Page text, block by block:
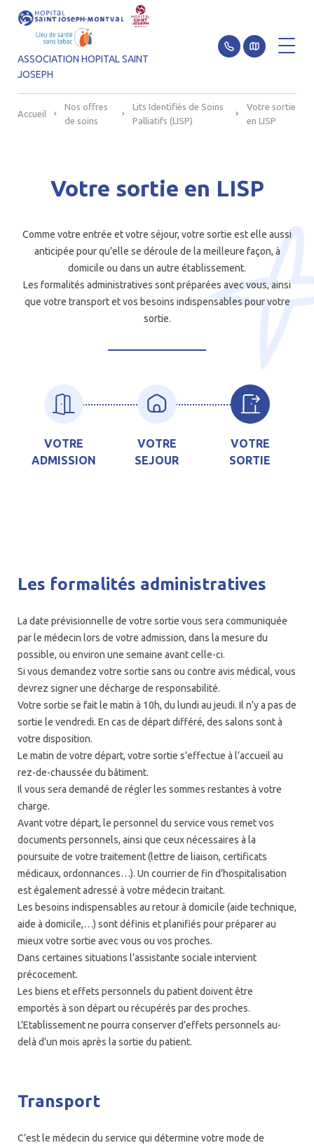
Aller au contenu
ASSOCIATION HOPITAL SAINT
JOSEPH
Accueil
Nos offres
de soins
Lits Identifiés de Soins
Palliatifs (LISP)
Votre sortie
en LISP
Votre sortie en LISP
Comme votre entrée et votre séjour, votre sortie est elle aussi
anticipée pour qu’elle se déroule de la meilleure façon, à
domicile ou dans un autre établissement.
Les formalités administratives sont préparées avec vous, ainsi
que votre transport et vos besoins indispensables pour votre
sortie.
VOTRE
ADMISSION
VOTRE
SEJOUR
VOTRE
SORTIE
Les formalités administratives
La date prévisionnelle de votre sortie vous sera communiquée
par le médecin lors de votre admission, dans la mesure du
possible, ou environ une semaine avant celle-ci.
Si vous demandez votre sortie sans ou contre avis médical, vous
devrez signer une décharge de responsabilité.
Votre sortie se fait le matin à 10h, du lundi au jeudi. Il n’y a pas de
sortie le vendredi. En cas de départ différé, des salons sont à
votre disposition.
Le matin de votre départ, votre sortie s’effectue à l’accueil au
rez-de-chaussée du bâtiment.
Il vous sera demandé de régler les sommes restantes à votre
charge.
Avant votre départ, le personnel du service vous remet vos
documents personnels, ainsi que ceux nécessaires à la
poursuite de votre traitement (lettre de liaison, certificats
médicaux, ordonnances…). Un courrier de fin d’hospitalisation
est également adressé à votre médecin traitant.
Les besoins indispensables au retour à domicile (aide technique,
aide à domicile,…) sont définis et planifiés pour préparer au
mieux votre sortie avec vous ou vos proches.
Dans certaines situations l’assistante sociale intervient
précocement.
Les biens et effets personnels du patient doivent être
emportés à son départ ou récupérés par des proches.
L’Etablissement ne pourra conserver d’effets personnels au-
delà d’un mois après la sortie du patient.
Transport
C’est le médecin du service qui détermine votre mode de